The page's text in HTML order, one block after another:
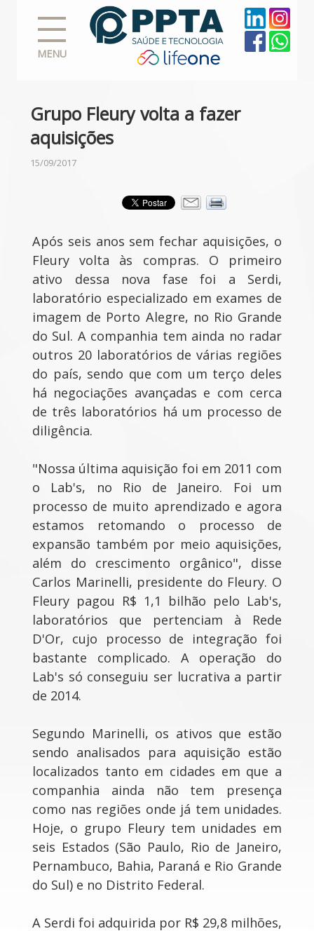
MENU
Grupo Fleury volta a fazer
aquisições
15/09/2017
Após seis anos sem fechar aquisições, o
Fleury volta às compras. O primeiro
ativo dessa nova fase foi a Serdi,
laboratório especializado em exames de
imagem de Porto Alegre, no Rio Grande
do Sul. A companhia tem ainda no radar
outros 20 laboratórios de várias regiões
do país, sendo que com um terço deles
há negociações avançadas e com cerca
de três laboratórios há um processo de
diligência.
"Nossa última aquisição foi em 2011 com
o Lab's, no Rio de Janeiro. Foi um
processo de muito aprendizado e agora
estamos retomando o processo de
expansão também por meio aquisições,
além do crescimento orgânico", disse
Carlos Marinelli, presidente do Fleury. O
Fleury pagou R$ 1,1 bilhão pelo Lab's,
laboratórios que pertenciam à Rede
D'Or, cujo processo de integração foi
bastante complicado. A operação do
Lab's só conseguiu ser lucrativa a partir
de 2014.
Segundo Marinelli, os ativos que estão
sendo analisados para aquisição estão
localizados tanto em cidades em que a
companhia ainda não tem presença
como nas regiões onde já tem unidades.
Hoje, o grupo Fleury tem unidades em
seis Estados (São Paulo, Rio de Janeiro,
Pernambuco, Bahia, Paraná e Rio Grande
do Sul) e no Distrito Federal.
A Serdi foi adquirida por R$ 29,8 milhões,